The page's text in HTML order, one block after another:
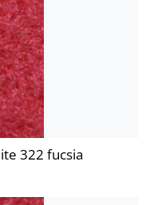
322 fucsia